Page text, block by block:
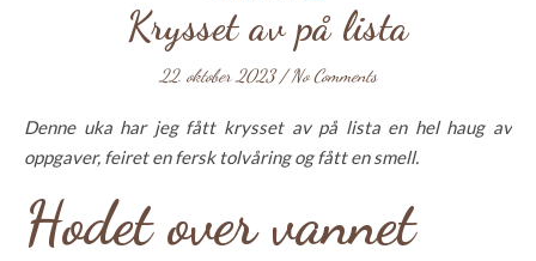
Krysset av på lista
22. oktober 2023 / No Comments
Denne uka har jeg fått krysset av på lista en hel haug av
oppgaver, feiret en fersk tolvåring og fått en smell.
Hodet over vannet